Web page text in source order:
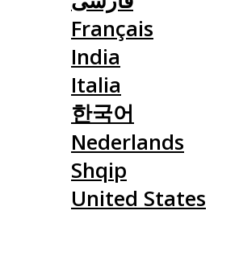
Français
India
Italia
한국어
Nederlands
Shqip
United States